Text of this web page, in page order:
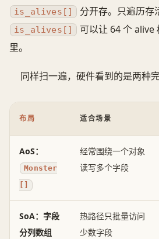
is_alives[] 分开存。只遍历存
is_alives[]
可以让 64 个 alive
里。
同样扫一遍，硬件看到的是两种
布局 适合场景
AoS：
Monster
经常围绕一个对象
读写多个字段
SoA：字段
分列数组
热路径只批量访问
少数字段